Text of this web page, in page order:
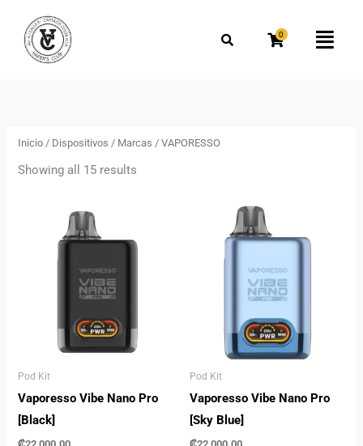
0
Inicio / Dispositivos / Marcas / VAPORESSO
Showing all 15 results
Pod Kit
Vaporesso Vibe Nano Pro
[Black]
Pod Kit
Vaporesso Vibe Nano Pro
[Sky Blue]